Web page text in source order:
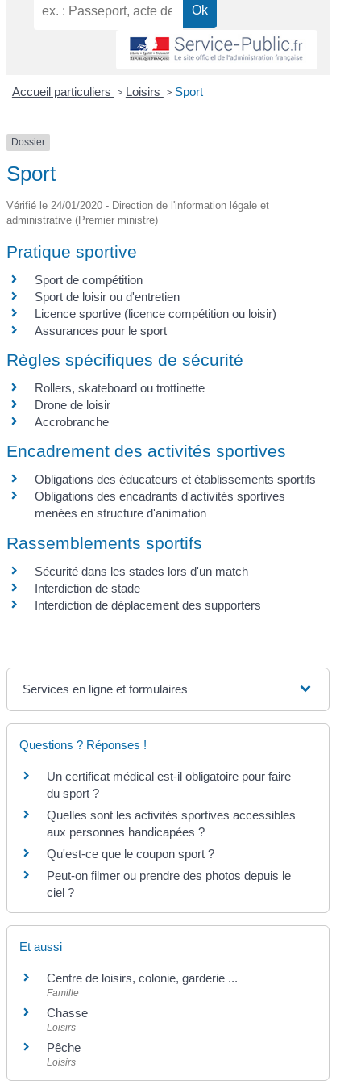
Accueil particuliers > Loisirs > Sport
Dossier
Sport
Vérifié le 24/01/2020 - Direction de l'information légale et
administrative (Premier ministre)
Pratique sportive
Sport de compétition
Sport de loisir ou d'entretien
Licence sportive (licence compétition ou loisir)
Assurances pour le sport
Règles spécifiques de sécurité
Rollers, skateboard ou trottinette
Drone de loisir
Accrobranche
Encadrement des activités sportives
Obligations des éducateurs et établissements sportifs
Obligations des encadrants d'activités sportives
menées en structure d'animation
Rassemblements sportifs
Sécurité dans les stades lors d'un match
Interdiction de stade
Interdiction de déplacement des supporters
Services en ligne et formulaires
Questions ? Réponses !
Un certificat médical est-il obligatoire pour faire
du sport ?
Quelles sont les activités sportives accessibles
aux personnes handicapées ?
Qu'est-ce que le coupon sport ?
Peut-on filmer ou prendre des photos depuis le
ciel ?
Et aussi
Centre de loisirs, colonie, garderie ...
Famille
Chasse
Loisirs
Pêche
Loisirs